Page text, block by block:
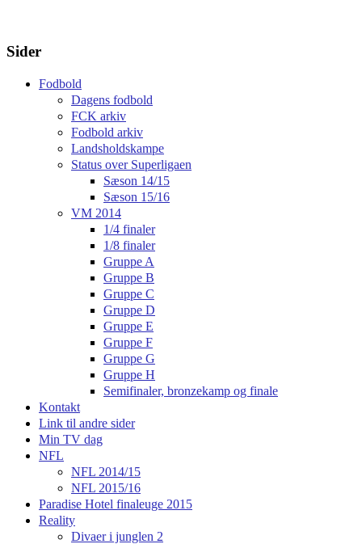
Sider
Fodbold
Dagens fodbold
FCK arkiv
Fodbold arkiv
Landsholdskampe
Status over Superligaen
Sæson 14/15
Sæson 15/16
VM 2014
1/4 finaler
1/8 finaler
Gruppe A
Gruppe B
Gruppe C
Gruppe D
Gruppe E
Gruppe F
Gruppe G
Gruppe H
Semifinaler, bronzekamp og finale
Kontakt
Link til andre sider
Min TV dag
NFL
NFL 2014/15
NFL 2015/16
Paradise Hotel finaleuge 2015
Reality
Divaer i junglen 2